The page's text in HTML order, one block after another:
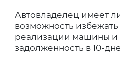
Автовладелец имеет
возможность
реализации машины и
задолженность в 10-